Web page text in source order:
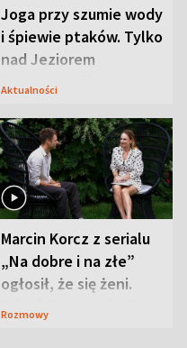
Joga przy szumie wody
i śpiewie ptaków. Tylko
nad Jeziorem
Tarnobrzeskim
Aktualności
Marcin Korcz z serialu
„Na dobre i na złe”
ogłosił, że się żeni.
Zdradził, co zmienił
Rozmowy